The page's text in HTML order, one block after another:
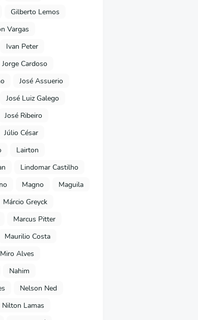
Gilberto Lemos
Vargas
Ivan Peter
Jorge Cardoso
José Assuerio
José Luiz Galego
José Ribeiro
Júlio César
Lairton
Lindomar Castilho
Magno
Maguila
Márcio Greyck
Marcus Pitter
Maurilio Costa
Miro Alves
Nahim
Nelson Ned
Nilton Lamas